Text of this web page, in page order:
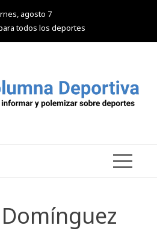
agosto 7
todos los deportes